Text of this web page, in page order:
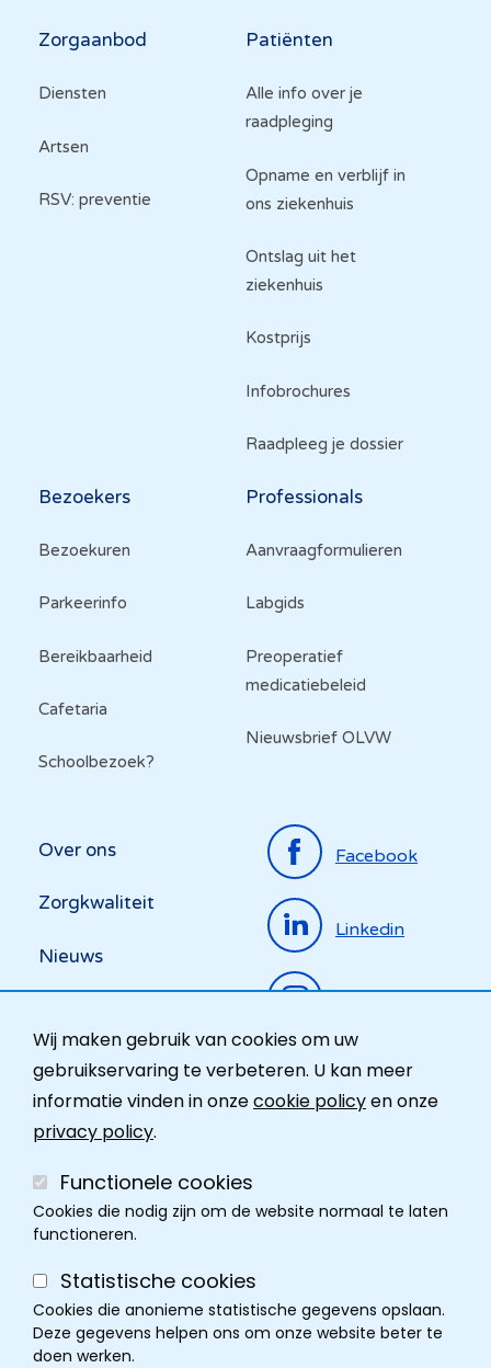
Wij maken gebruik van cookies om uw
gebruikservaring te verbeteren. U kan meer
informatie vinden in onzecookie policyen onze
privacy policy.
Functionele cookies
Cookies die nodig zijn om de website normaal te laten
functioneren.
Statistische cookies
Cookies die anonieme statistische gegevens opslaan.
Deze gegevens helpen ons om onze website beter te
doen werken.
Hoofdnavigatie
Zorgaanbod
Diensten
Artsen
RSV: preventie
Patiënten
Alle info over je
raadpleging
Opname en verblijf in
ons ziekenhuis
Ontslag uit het
ziekenhuis
Kostprijs
Infobrochures
Raadpleeg je dossier
Bezoekers
Bezoekuren
Parkeerinfo
Bereikbaarheid
Cafetaria
Schoolbezoek?
Professionals
Aanvraagformulieren
Labgids
Preoperatief
medicatiebeleid
Nieuwsbrief OLVW
Top
menu
Over ons
Zorgkwaliteit
Nieuws
Ombudsdienst
Contact
Facebook
Linkedin
Instagram